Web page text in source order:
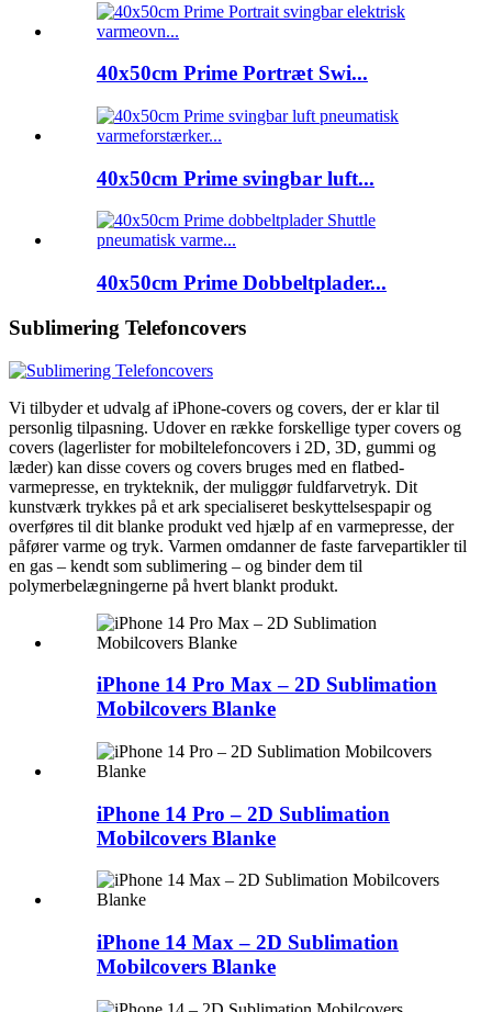
40x50cm Prime Portræt Swi...
40x50cm Prime svingbar luft...
40x50cm Prime Dobbeltplader...
Sublimering Telefoncovers
Vi tilbyder et udvalg af iPhone-covers og covers, der er klar til
personlig tilpasning. Udover en række forskellige typer covers og
covers (lagerlister for mobiltelefoncovers i 2D, 3D, gummi og
læder) kan disse covers og covers bruges med en flatbed-
varmepresse, en trykteknik, der muliggør fuldfarvetryk. Dit
kunstværk trykkes på et ark specialiseret beskyttelsespapir og
overføres til dit blanke produkt ved hjælp af en varmepresse, der
påfører varme og tryk. Varmen omdanner de faste farvepartikler til
en gas – kendt som sublimering – og binder dem til
polymerbelægningerne på hvert blankt produkt.
iPhone 14 Pro Max – 2D Sublimation
Mobilcovers Blanke
iPhone 14 Pro – 2D Sublimation
Mobilcovers Blanke
iPhone 14 Max – 2D Sublimation
Mobilcovers Blanke